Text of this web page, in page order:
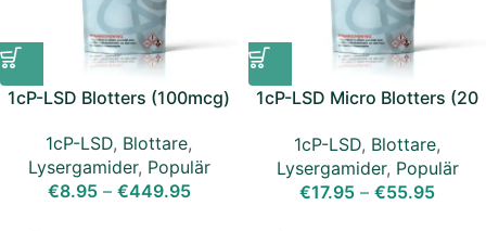
1cP-LSD Blotters (100mcg)
1cP-LSD, Blottare,
Lysergamider, Populär
€8.95 – €449.95
1cP-LSD Micro Blotters (20
1cP-LSD, Blottare,
Lysergamider, Populär
€17.95 – €55.95